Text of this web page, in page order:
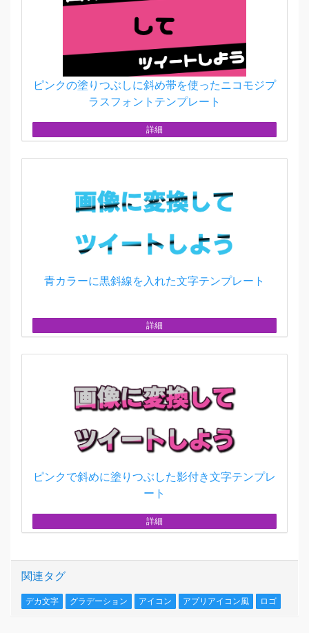
ピンクの塗りつぶしに斜め帯を使ったニコモジプ
ラスフォントテンプレート
詳細
青カラーに黒斜線を入れた文字テンプレート
詳細
ピンクで斜めに塗りつぶした影付き文字テンプレ
ート
詳細
関連タグ
デカ文字 グラデーション アイコン アプリアイコン風 ロゴ